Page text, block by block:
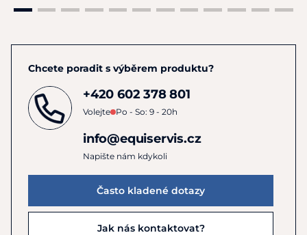
Chcete poradit s výběrem produktu?
+420 602 378 801
Volejte Po - So: 9 - 20h
info@equiservis.cz
Napište nám kdykoli
Často kladené dotazy
Jak nás kontaktovat?